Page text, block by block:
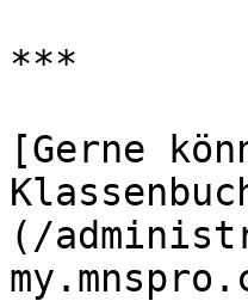
***
[Gerne
(/